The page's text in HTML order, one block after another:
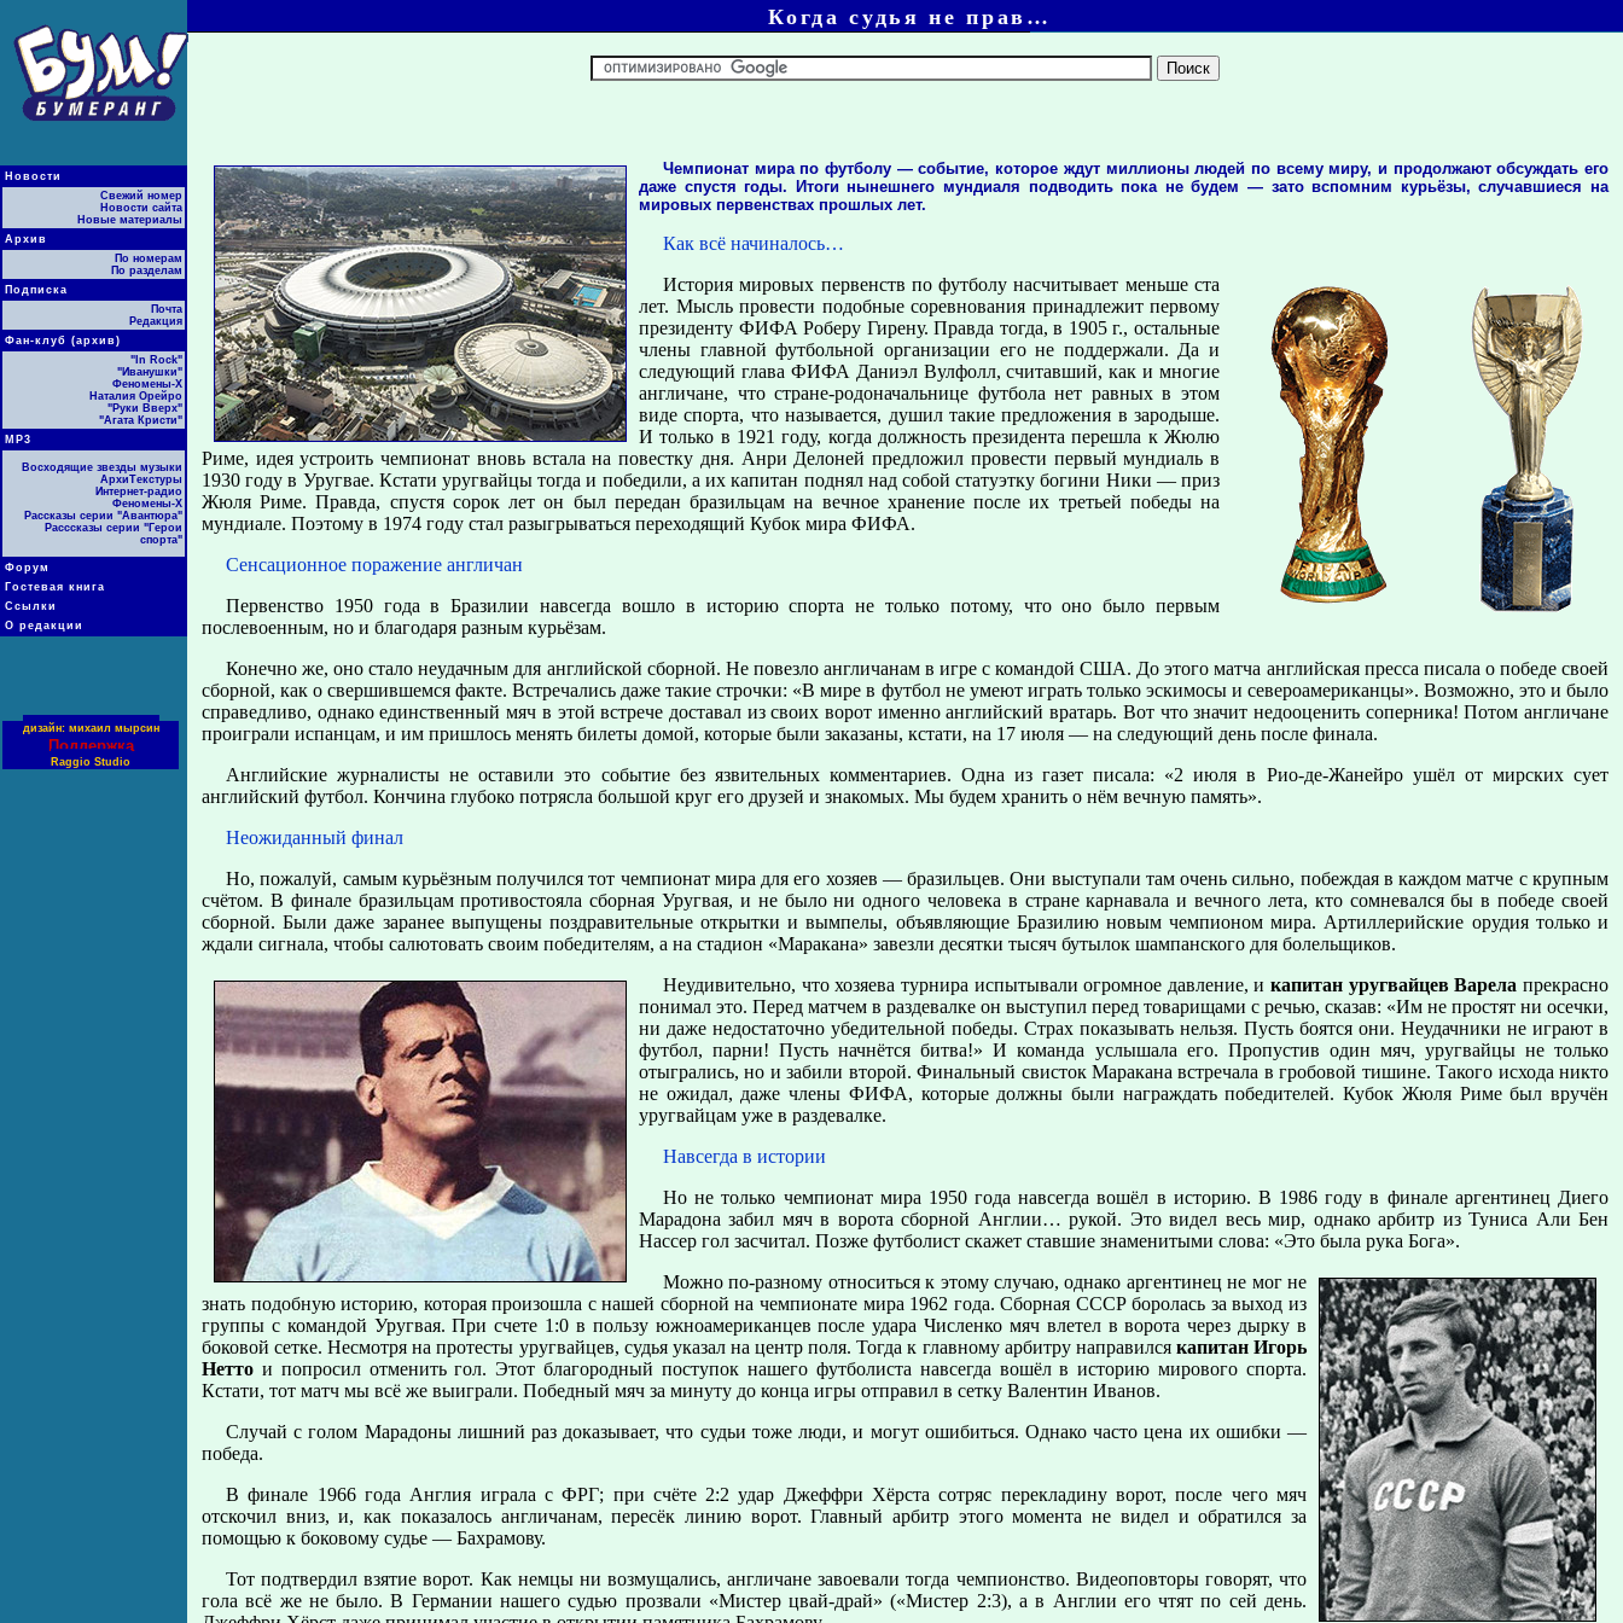
Новости
Свежий номер
Новости сайта
Новые материалы
Архив
По номерам
По разделам
Подписка
Почта
Редакция
Фан-клуб (архив)
"In Rock"
"Иванушки"
Феномены-Х
Наталия Орейро
"Руки Вверх"
"Агата Кристи"
МР3
Восходящие звезды музыки
АрхиТекстуры
Интернет-радио
Феномены-Х
Рассказы серии "Авантюра"
Расссказы серии "Герои
спорта"
Форум
Гостевая книга
Ссылки
О редакции
дизайн: михаил мырсин
Поддержка
Raggio Studio
Когда судья не прав…
Чемпионат мира по футболу — событие, которое ждут миллионы людей по всему миру, и продолжают обсуждать его
даже спустя годы. Итоги нынешнего мундиаля подводить пока не будем — зато вспомним курьёзы, случавшиеся на
мировых первенствах прошлых лет.
Как всё начиналось…
История мировых первенств по футболу насчитывает меньше ста
лет. Мысль провести подобные соревнования принадлежит первому
президенту ФИФА Роберу Гирену. Правда тогда, в 1905 г., остальные
члены главной футбольной организации его не поддержали. Да и
следующий глава ФИФА Даниэл Вулфолл, считавший, как и многие
англичане, что стране-родоначальнице футбола нет равных в этом
виде спорта, что называется, душил такие предложения в зародыше.
И только в 1921 году, когда должность президента перешла к Жюлю
Риме, идея устроить чемпионат вновь встала на повестку дня. Анри Делоней предложил провести первый мундиаль в
1930 году в Уругвае. Кстати уругвайцы тогда и победили, а их капитан поднял над собой статуэтку богини Ники — приз
Жюля Риме. Правда, спустя сорок лет он был передан бразильцам на вечное хранение после их третьей победы на
мундиале. Поэтому в 1974 году стал разыгрываться переходящий Кубок мира ФИФА.
Сенсационное поражение англичан
Первенство 1950 года в Бразилии навсегда вошло в историю спорта не только потому, что оно было первым
послевоенным, но и благодаря разным курьёзам.
Конечно же, оно стало неудачным для английской сборной. Не повезло англичанам в игре с командой США. До этого матча английская пресса писала о победе своей
сборной, как о свершившемся факте. Встречались даже такие строчки: «В мире в футбол не умеют играть только эскимосы и североамериканцы». Возможно, это и было
справедливо, однако единственный мяч в этой встрече доставал из своих ворот именно английский вратарь. Вот что значит недооценить соперника! Потом англичане
проиграли испанцам, и им пришлось менять билеты домой, которые были заказаны, кстати, на 17 июля — на следующий день после финала.
Английские журналисты не оставили это событие без язвительных комментариев. Одна из газет писала: «2 июля в Рио-де-Жанейро ушёл от мирских сует
английский футбол. Кончина глубоко потрясла большой круг его друзей и знакомых. Мы будем хранить о нём вечную память».
Неожиданный финал
Но, пожалуй, самым курьёзным получился тот чемпионат мира для его хозяев — бразильцев. Они выступали там очень сильно, побеждая в каждом матче с крупным
счётом. В финале бразильцам противостояла сборная Уругвая, и не было ни одного человека в стране карнавала и вечного лета, кто сомневался бы в победе своей
сборной. Были даже заранее выпущены поздравительные открытки и вымпелы, объявляющие Бразилию новым чемпионом мира. Артиллерийские орудия только и
ждали сигнала, чтобы салютовать своим победителям, а на стадион «Маракана» завезли десятки тысяч бутылок шампанского для болельщиков.
Неудивительно, что хозяева турнира испытывали огромное давление, икапитан уругвайцев Варела прекрасно
понимал это. Перед матчем в раздевалке он выступил перед товарищами с речью, сказав: «Им не простят ни осечки,
ни даже недостаточно убедительной победы. Страх показывать нельзя. Пусть боятся они. Неудачники не играют в
футбол, парни! Пусть начнётся битва!» И команда услышала его. Пропустив один мяч, уругвайцы не только
отыгрались, но и забили второй. Финальный свисток Маракана встречала в гробовой тишине. Такого исхода никто
не ожидал, даже члены ФИФА, которые должны были награждать победителей. Кубок Жюля Риме был вручён
уругвайцам уже в раздевалке.
Навсегда в истории
Но не только чемпионат мира 1950 года навсегда вошёл в историю. В 1986 году в финале аргентинец Диего
Марадона забил мяч в ворота сборной Англии… рукой. Это видел весь мир, однако арбитр из Туниса Али Бен
Нассер гол засчитал. Позже футболист скажет ставшие знаменитыми слова: «Это была рука Бога».
Можно по-разному относиться к этому случаю, однако аргентинец не мог не
знать подобную историю, которая произошла с нашей сборной на чемпионате мира 1962 года. Сборная СССР боролась за выход из
группы с командой Уругвая. При счете 1:0 в пользу южноамериканцев после удара Численко мяч влетел в ворота через дырку в
боковой сетке. Несмотря на протесты уругвайцев, судья указал на центр поля. Тогда к главному арбитру направился капитан Игорь
Нетто и попросил отменить гол. Этот благородный поступок нашего футболиста навсегда вошёл в историю мирового спорта.
Кстати, тот матч мы всё же выиграли. Победный мяч за минуту до конца игры отправил в сетку Валентин Иванов.
Случай с голом Марадоны лишний раз доказывает, что судьи тоже люди, и могут ошибиться. Однако часто цена их ошибки —
победа.
В финале 1966 года Англия играла с ФРГ; при счёте 2:2 удар Джеффри Хёрста сотряс перекладину ворот, после чего мяч
отскочил вниз, и, как показалось англичанам, пересёк линию ворот. Главный арбитр этого момента не видел и обратился за
помощью к боковому судье — Бахрамову.
Тот подтвердил взятие ворот. Как немцы ни возмущались, англичане завоевали тогда чемпионство. Видеоповторы говорят, что
гола всё же не было. В Германии нашего судью прозвали «Мистер цвай-драй» («Мистер 2:3), а в Англии его чтят по сей день.